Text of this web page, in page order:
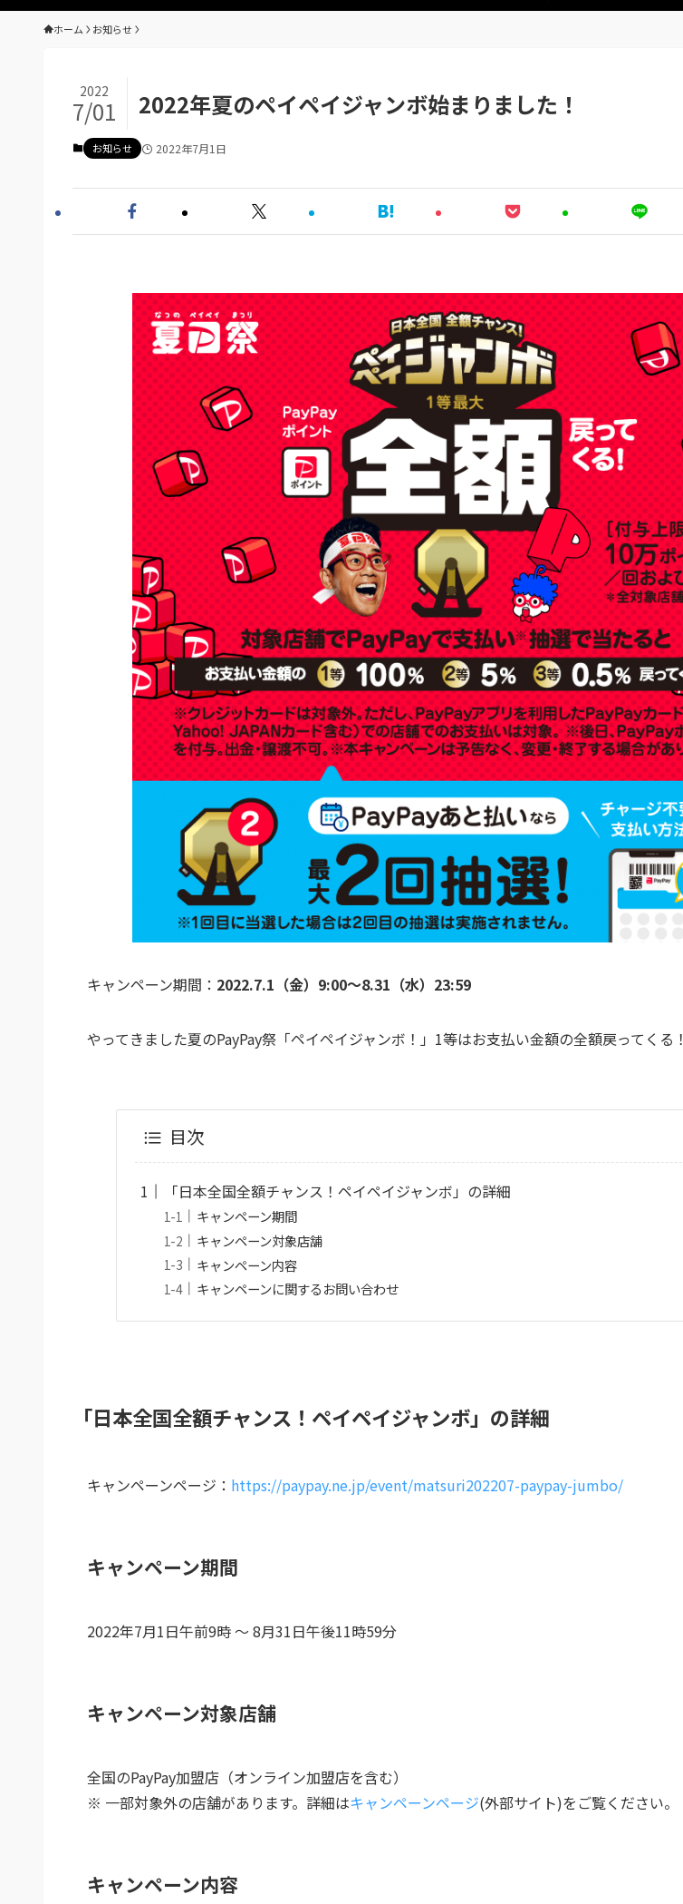
ホーム お知らせ
2022年夏のペイペイジャンボ始まりました！
2022
7/01
お知らせ 2022年7月1日
キャンペーン期間： 2022.7.1（金）9:00〜8.31（水）23:59
やってきました夏のPayPay祭「ペイペイジャンボ！」1等はお支払い金額の全額戻ってくる！
目次
「日本全国全額チャンス！ペイペイジャンボ」の詳細
キャンペーン期間
キャンペーン対象店舗
キャンペーン内容
キャンペーンに関するお問い合わせ
「日本全国全額チャンス！ペイペイジャンボ」の詳細
キャンペーンページ： https://paypay.ne.jp/event/matsuri202207-paypay-jumbo/
キャンペーン期間
2022年7月1日午前9時 ～ 8月31日午後11時59分
キャンペーン対象店舗
全国のPayPay加盟店（オンライン加盟店を含む）
※ 一部対象外の店舗があります。詳細はキャンペーンページ(外部サイト)をご覧ください。
キャンペーン内容